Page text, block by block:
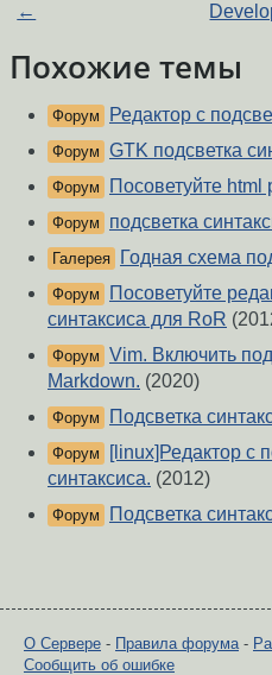
←
Похожие темы
Форум Редактор с
Форум GTK подсветка
Форум Посоветуйте html
Форум подсветка
Галерея Годная схема
Форум
Посоветуйте
синтаксиса для RoR
Форум Vim. Включить
Markdown. (2020)
Форум Подсветка
Форум
[linux]Редактор с
синтаксиса. (2012)
Форум Подсветка
О Сервере - Правила форума -
Сообщить об ошибке